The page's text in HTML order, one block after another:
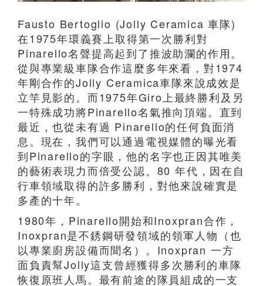
Fausto Bertoglio (Jolly Ceramica 車隊)
在1975年環義賽上取得第一次勝利對
Pinarello名聲提高起到了推波助瀾的作用。
從與專業級車隊合作這麼多年來看，對1974
年剛合作的Jolly Ceramica車隊來說成效是
立竿見影的。而1975年Giro上最終勝利及另
一特殊成功將Pinarello名氣推向頂端。直到
最近，也從未有過 Pinarello的任何負面消
息。現在，我們可以通過電視媒體的曝光看
到Pinarello的字眼，他的名字也正因其唯美
的藝術表現力而倍受公認。80 年代，因在自
行車領域取得的許多勝利，對他來說確實是
多產的十年。
1980年，Pinarello開始和Inoxpran合作，
Inoxpran是不銹鋼研發領域的領軍人物（也
以專業廚房設備而聞名）。Inoxpran 一方
面負責幫Jolly這支曾經獲得多次勝利的車隊
恢復原班人馬。最有前途的隊員組成的一支